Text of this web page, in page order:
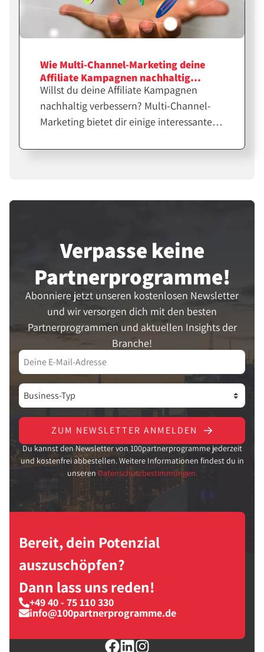
Wie Multi-Channel-Marketing deine
Affiliate Kampagnen nachhaltig
verbessert
Willst du deine Affiliate Kampagnen
nachhaltig verbessern? Multi-Channel-
Marketing bietet dir einige interessante
verschiedene Kanäle für deine Strategie
über Techniken bis hin zur Zielerreichung
Multi-Channel-Marketing entdecken!
Verpasse keine
Partner­programme!
Abonniere jetzt unseren kostenlosen Newsletter
und wir versorgen dich mit den besten
Partnerprogrammen und aktuellen Insights der
Branche!
ZUM NEWSLETTER ANMELDEN
Du kannst den Newsletter von 100partnerprogramme jederzeit
und kostenfrei abbestellen. Weitere Informationen findest du in
unseren Datenschutzbestimmungen.
Bereit, dein Potenzial
auszuschöpfen?
Dann lass uns reden!
+49 40 - 75 110 330
info@100partnerprogramme.de